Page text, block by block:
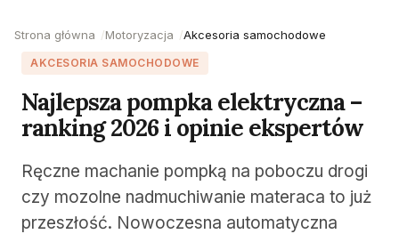
Strona główna Motoryzacja Akcesoria samochodowe
AKCESORIA SAMOCHODOWE
Najlepsza pompka elektryczna –
ranking 2026 i opinie ekspertów
Ręczne machanie pompką na poboczu drogi
czy mozolne nadmuchiwanie materaca to już
przeszłość. Nowoczesna automatyczna